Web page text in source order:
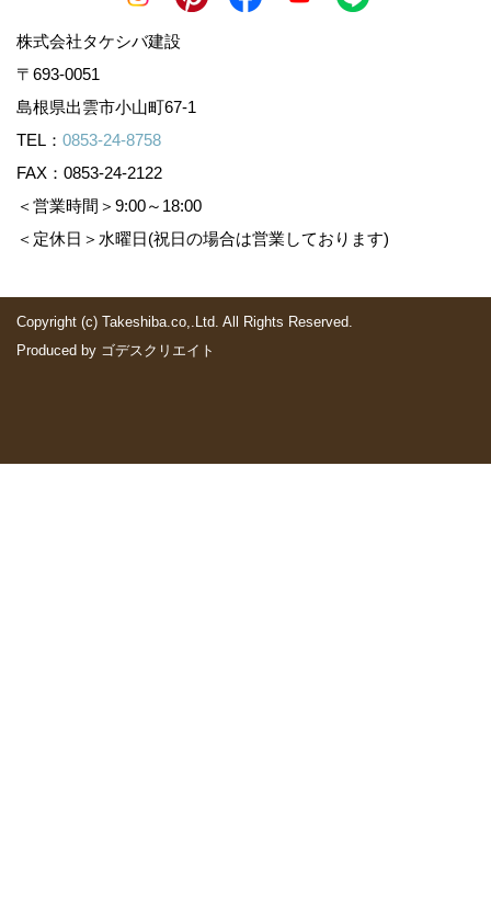
株式会社タケシバ建設
〒693-0051
島根県出雲市小山町67-1
TEL： 0853-24-8758
FAX：0853-24-2122
＜営業時間＞9:00～18:00
＜定休日＞水曜日(祝日の場合は営業しております)
Copyright (c) Takeshiba.co,.Ltd. All Rights Reserved.
Produced by ゴデスクリエイト